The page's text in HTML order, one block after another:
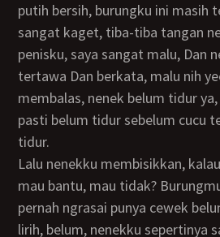
putih bersih, burungku ini masih
sangat kaget, tiba-tiba tangan
penisku, saya sangat malu, Dan
tertawa Dan berkata, malu nih
membalas, nenek belum tidur
pasti belum tidur sebelum cucu
tidur.
Lalu nenekku membisikkan, kalau mau dibantu nenek
mau bantu, mau tidak?
pernah ngrasai punya cewek
lirih, belum, nenekku sepertinya